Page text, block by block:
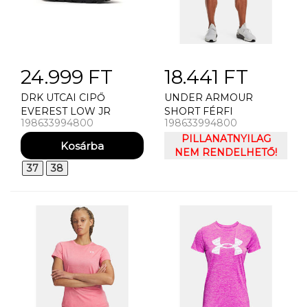
24.999 FT
DRK UTCAI CIPŐ
EVEREST LOW JR
198633994800
37 38
18.441 FT
UNDER ARMOUR
SHORT FÉRFI
RÖVIDNADRÁG UNDER
ARMOUR UA VANISH
WOVEN 8IN SHORTS
198633994800
PILLANATNYILAG
NEM RENDELHETŐ!